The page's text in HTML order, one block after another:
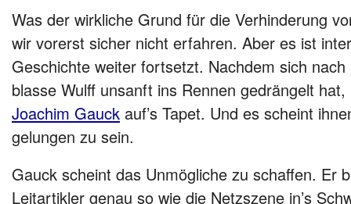
Was der wirkliche Grund für die Verhinderung
wir vorerst sicher nicht erfahren. Aber es ist
Geschichte weiter fortsetzt. Nachdem sich
blasse Wulff unsanft ins Rennen gedrängelt
Joachim Gauck auf’s Tapet. Und es scheint
gelungen zu sein.
Gauck scheint das Unmögliche zu schaffen. Er
Leitartikler genau so wie die Netzszene in’s